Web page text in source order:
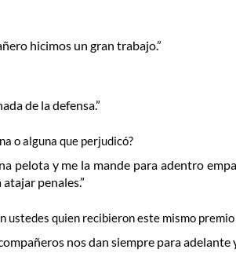
hicimos un gran trabajo.”
de la defensa.”
o alguna que perjudicó?
pelota y me la mande para adentro
penales.”
ustedes quien recibieron este mismo premio
nos dan siempre para adelante